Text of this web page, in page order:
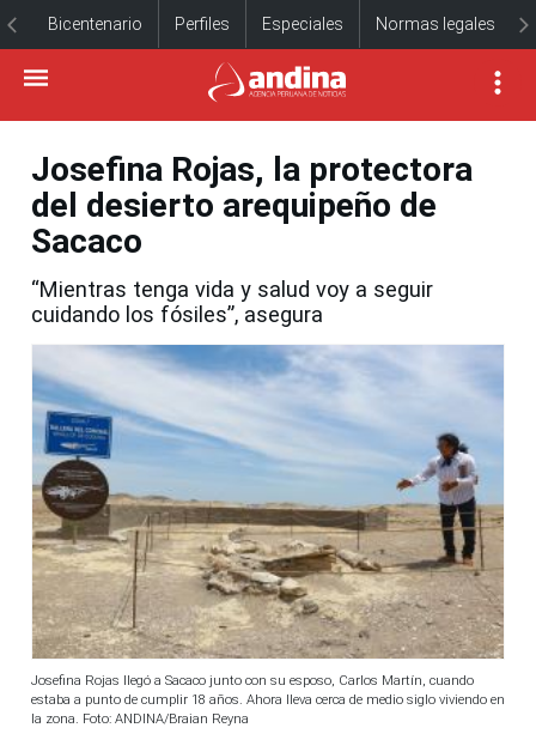
Bicentenario Perfiles Especiales Normas legales
Josefina Rojas, la protectora
del desierto arequipeño de
Sacaco
“Mientras tenga vida y salud voy a seguir
cuidando los fósiles”, asegura
Josefina Rojas llegó a Sacaco junto con su esposo, Carlos Martín, cuando
estaba a punto de cumplir 18 años. Ahora lleva cerca de medio siglo viviendo en
la zona. Foto: ANDINA/Braian Reyna